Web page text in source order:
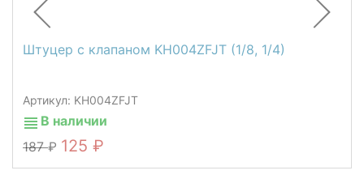
Штуцер c клапаном KH004ZFJT (1/8, 1/4)
Артикул: KH004ZFJT
В наличии
187
125